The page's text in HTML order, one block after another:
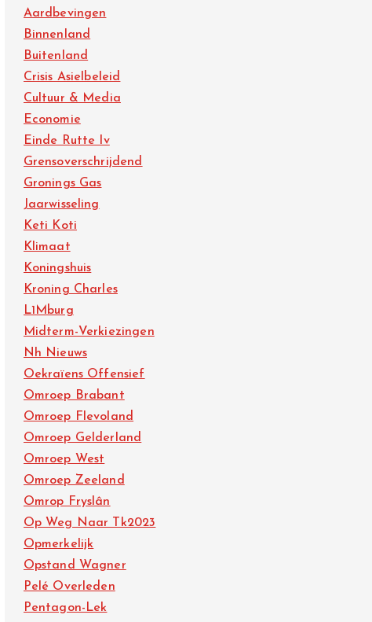
Aardbevingen
Binnenland
Buitenland
Crisis Asielbeleid
Cultuur & Media
Economie
Einde Rutte Iv
Grensoverschrijdend
Gronings Gas
Jaarwisseling
Keti Koti
Klimaat
Koningshuis
Kroning Charles
L1Mburg
Midterm-Verkiezingen
Nh Nieuws
Oekraïens Offensief
Omroep Brabant
Omroep Flevoland
Omroep Gelderland
Omroep West
Omroep Zeeland
Omrop Fryslân
Op Weg Naar Tk2023
Opmerkelijk
Opstand Wagner
Pelé Overleden
Pentagon-Lek